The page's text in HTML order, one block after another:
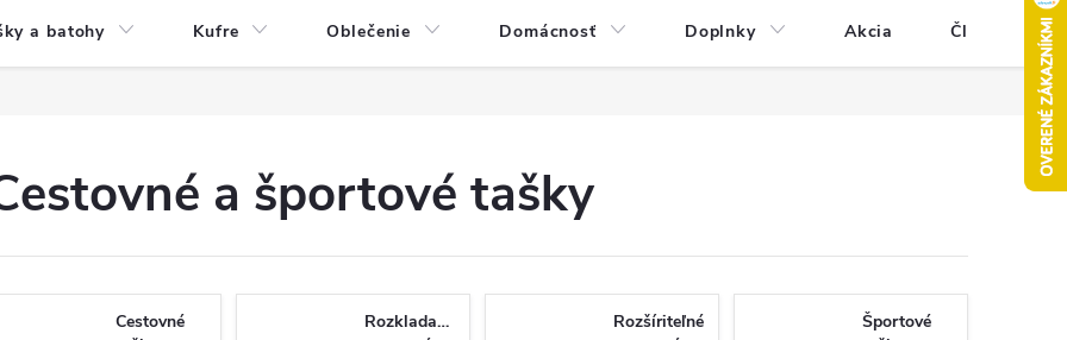
a batohy Kufre Oblečenie Domácnosť Doplnky Akcia Články
a športové tašky
Cestovné
Rozkladacie
Rozšíriteľné
Športové